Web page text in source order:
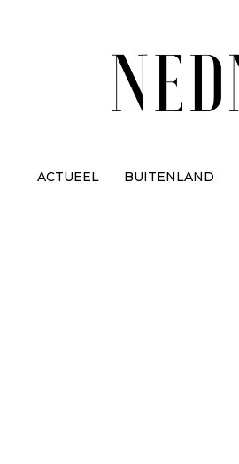
ACTUEEL BUITENLAND